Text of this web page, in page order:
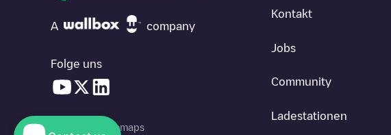
A company
Folge uns
© 2026 Electromaps
Kontakt
Jobs
Community
Ladestationen